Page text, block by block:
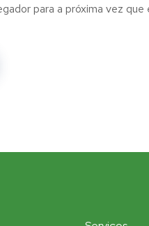
para a próxima vez que